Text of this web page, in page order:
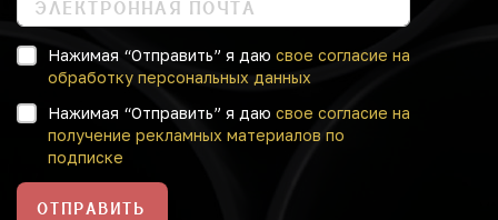
Нажимая “Отправить” я даю свое согласие на
обработку персональных данных
Нажимая “Отправить” я даю свое согласие на
получение рекламных материалов по
подписке
ОТПРАВИТЬ